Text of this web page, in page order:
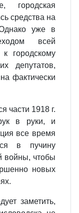
городская
средства на
уже в
всей
городскому
депутатов,
фактически
части 1918 г.
в руки, и
все время
в пучину
войны, чтобы
новых
заметить,